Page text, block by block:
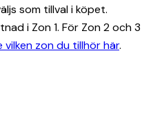
som tillval i köpet.
i Zon 1. För Zon 2 och 3
vilken zon du tillhör här.